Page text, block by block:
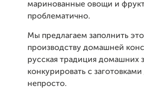
маринованные овощи и
проблематично.
Мы предлагаем заполнить
производству домашней
русская традиция домашних
конкурировать с
непросто.